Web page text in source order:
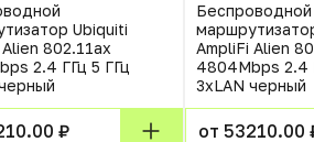
Ubiquiti
802.11ax
2.4 ГГц 5 ГГц
₽
Беспроводной
AmpliFi Alien
4804Mbps 2.4
3xLAN черный
от 53210.00